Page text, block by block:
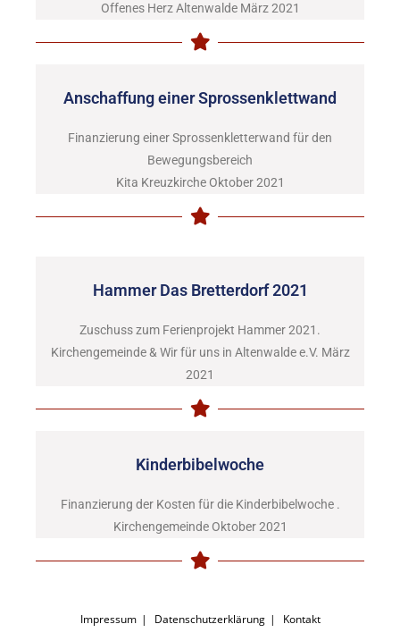
Offenes Herz Altenwalde März 2021
Anschaffung einer Sprossenklettwand
Finanzierung einer Sprossenkletterwand für den
Bewegungsbereich
Kita Kreuzkirche Oktober 2021
Hammer Das Bretterdorf 2021
Zuschuss zum Ferienprojekt Hammer 2021.
Kirchengemeinde & Wir für uns in Altenwalde e.V. März
2021
Kinderbibelwoche
Finanzierung der Kosten für die Kinderbibelwoche .
Kirchengemeinde Oktober 2021
Impressum Datenschutzerklärung Kontakt